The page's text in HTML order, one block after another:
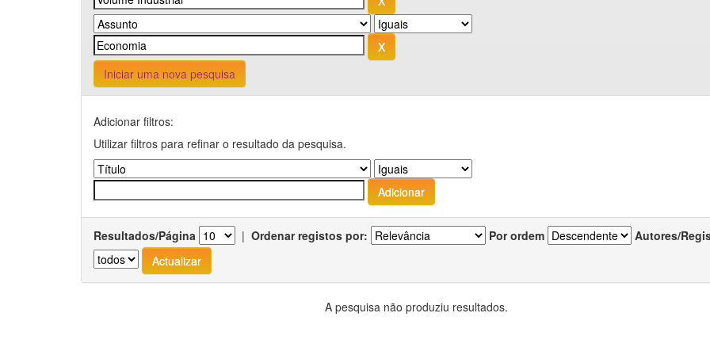
Iniciar uma nova pesquisa
Adicionar filtros:
Utilizar filtros para refinar o resultado da pesquisa.
Resultados/Página | Ordenar registos por: Por ordem Autores/
A pesquisa não produziu resultados.